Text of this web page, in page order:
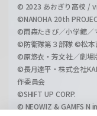
© 2023 あおぎり高校 /
©NANOHA 20th
©雨森たきび／小学館／
©防衛隊第３部隊 ©松本
©原悠衣・芳文社／劇場
©長月達平・株式会社
作委員会
©SHIFT UP CORP.
© NEOWIZ & GAMFS N